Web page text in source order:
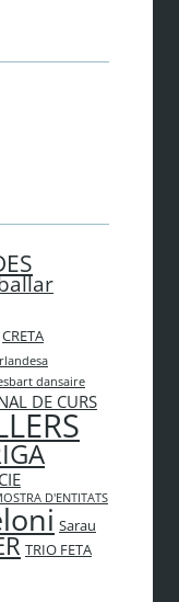
CRETA
dansaire
DE CURS
D'ENTITATS
Sarau
TRIO FETA